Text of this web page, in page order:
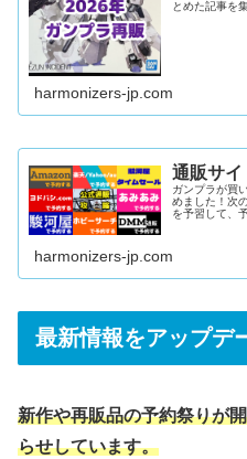
とめた記事を
harmonizers-jp.com
通販サ
ガンプラが買
めました！次
を予習して、
度：中～高在
Amazon難易
harmonizers-jp.com
最新情報をアップデ
新作や再販品の予約祭りが
らせしています。